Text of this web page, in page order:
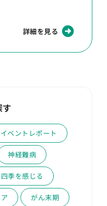
詳細を見る
イベントレポート
神経難病
四季を感じる
がん末期